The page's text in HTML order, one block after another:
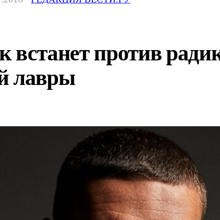
встанет против
лавры